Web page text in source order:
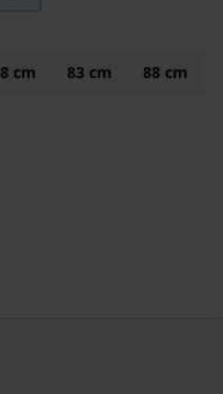
cm 83 cm 88 cm